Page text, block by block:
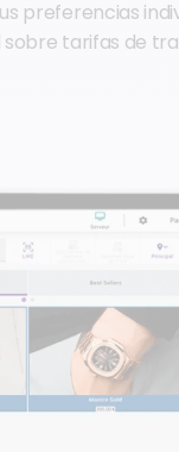
preferencias
tarifas de